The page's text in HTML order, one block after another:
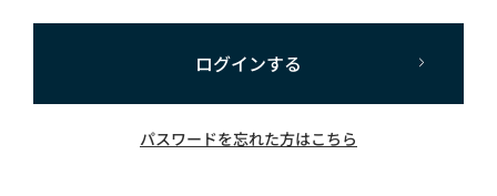
ログインする
パスワードを忘れた方はこちら